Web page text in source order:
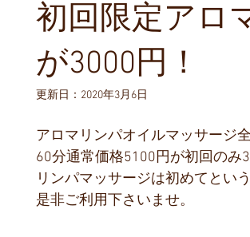
初回限定アロ
が3000円！
更新日： 2020年3月6日
アロマリンパオイルマッサージ
60分通常価格5100円が初回のみ
リンパマッサージは初めてとい
是非ご利用下さいませ。